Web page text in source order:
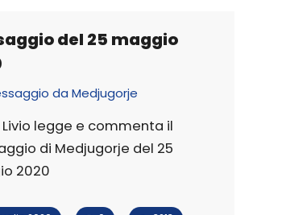
del 25 maggio
da Medjugorje
Livio legge e commenta il
di Medjugorje del 25
2020